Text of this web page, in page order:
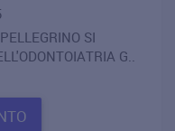
SI
G..